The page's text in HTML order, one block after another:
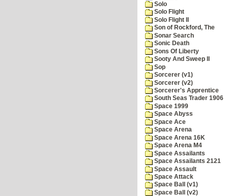
Solo
Solo Flight
Solo Flight II
Son of Rockford, The
Sonar Search
Sonic Death
Sons Of Liberty
Sooty And Sweep II
Sop
Sorcerer (v1)
Sorcerer (v2)
Sorcerer's Apprentice
South Seas Trader 1906
Space 1999
Space Abyss
Space Ace
Space Arena
Space Arena 16K
Space Arena M4
Space Assailants
Space Assailants 2121
Space Assault
Space Attack
Space Ball (v1)
Space Ball (v2)